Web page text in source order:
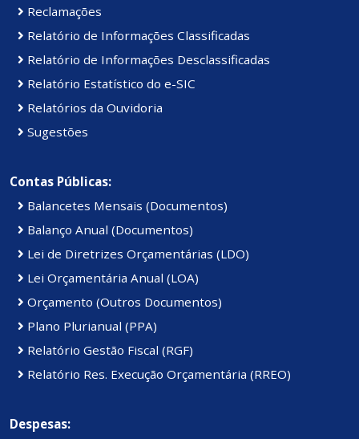
Reclamações
Relatório de Informações Classificadas
Relatório de Informações Desclassificadas
Relatório Estatístico do e-SIC
Relatórios da Ouvidoria
Sugestões
Contas Públicas:
Balancetes Mensais (Documentos)
Balanço Anual (Documentos)
Lei de Diretrizes Orçamentárias (LDO)
Lei Orçamentária Anual (LOA)
Orçamento (Outros Documentos)
Plano Plurianual (PPA)
Relatório Gestão Fiscal (RGF)
Relatório Res. Execução Orçamentária (RREO)
Despesas: